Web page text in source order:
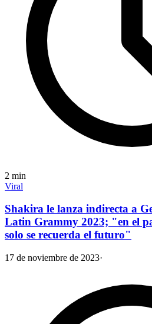
2 min
Viral
Shakira le lanza indirecta a
Latin Grammy 2023; "en el
solo se recuerda el futuro"
17 de noviembre de 2023·